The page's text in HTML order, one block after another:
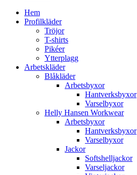
Hem
Profilkläder
Tröjor
T-shirts
Pikéer
Ytterplagg
Arbetskläder
Blåkläder
Arbetsbyxor
Hantverksbyxor
Varselbyxor
Helly Hansen Workwear
Arbetsbyxor
Hantverksbyxor
Varselbyxor
Jackor
Softshelljackor
Varseljackor